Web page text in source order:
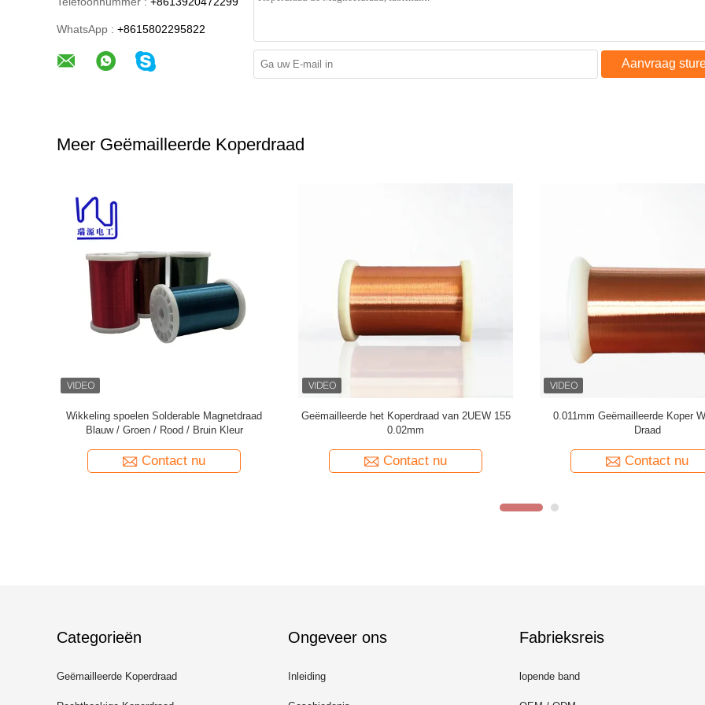
WhatsApp : +8615802295822
Aanvraag
Meer Geëmailleerde Koperdraad
39 AWG 0,09mm 2UEW155 Magnet Winding
Wire Emaille Geïsoleerde Koperen Leider
Contact nu
0.011mm 2UEW155 Email Met een laag
bedekte Koperdraad voor Motor het Winden
Contact nu
Ruiyuan Super Dunne Winding
Koperdraad 0,012 mm-0,08
Contact nu
Categorieën
Geëmailleerde Koperdraad
Ongeveer ons
Inleiding
Fabrieksreis
lopende band